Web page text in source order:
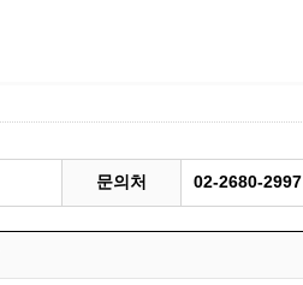
문의처 02-2680-2997